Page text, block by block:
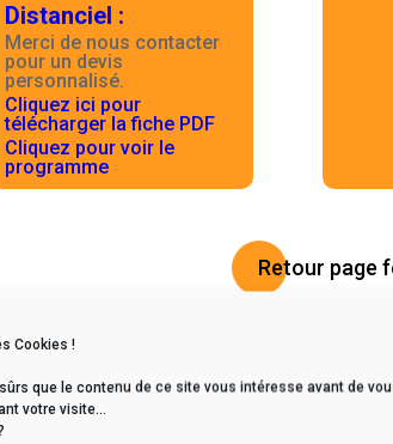
Cookies !
que le contenu de ce site vous intéresse avant de
votre visite...
Distanciel :
Merci de nous contacter
pour un devis
personnalisé.
Cliquez ici pour
télécharger la fiche PDF
Cliquez pour voir le
programme
Retour page